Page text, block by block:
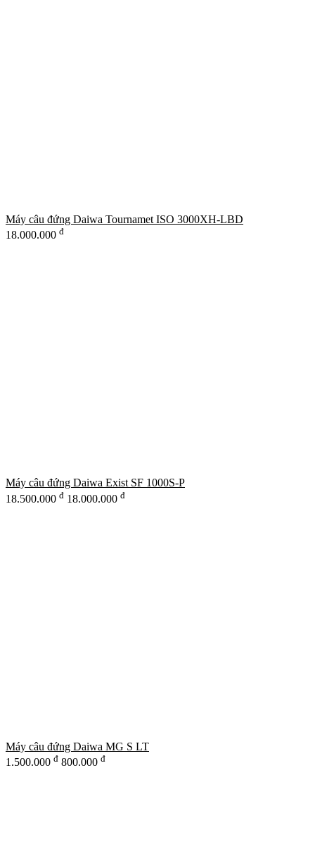
Máy câu đứng Daiwa Tournamet ISO 3000XH-LBD
18.000.000 đ
Máy câu đứng Daiwa Exist SF 1000S-P
18.500.000 đ 18.000.000 đ
Máy câu đứng Daiwa MG S LT
1.500.000 đ 800.000 đ